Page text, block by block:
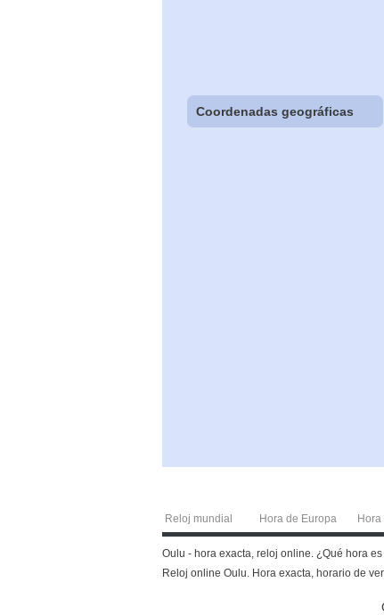
Coordenadas geográficas
Reloj mundial Hora de Europa
Oulu - hora exacta, reloj online. ¿Qué hora
Reloj online Oulu. Hora exacta, horario de